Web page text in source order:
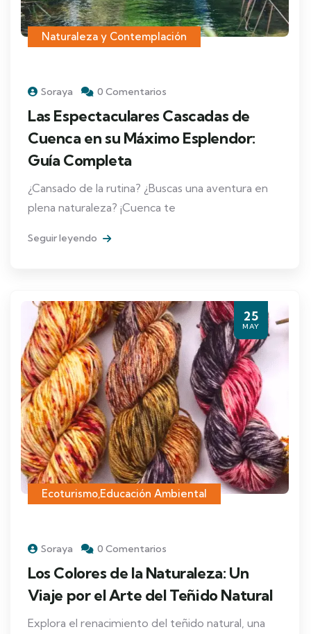
Naturaleza y Contemplación
Soraya 0 Comentarios
Las Espectaculares Cascadas de
Cuenca en su Máximo Esplendor:
Guía Completa
¿Cansado de la rutina? ¿Buscas una aventura en
plena naturaleza? ¡Cuenca te
Seguir leyendo
25
MAY
Ecoturismo Educación Ambiental
Soraya 0 Comentarios
Los Colores de la Naturaleza: Un
Viaje por el Arte del Teñido Natural
Explora el renacimiento del teñido natural, una